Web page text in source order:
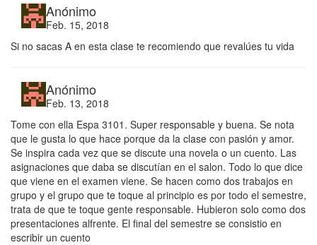
Anónimo
Feb. 15, 2018
Si no sacas A en esta clase te recomiendo que revalúes tu vida
Anónimo
Feb. 13, 2018
Tome con ella Espa 3101. Super responsable y buena. Se nota
que le gusta lo que hace porque da la clase con pasión y amor.
Se inspira cada vez que se discute una novela o un cuento. Las
asignaciones que daba se discutían en el salon. Todo lo que dice
que viene en el examen viene. Se hacen como dos trabajos en
grupo y el grupo que te toque al principio es por todo el semestre,
trata de que te toque gente responsable. Hubieron solo como dos
presentaciones alfrente. El final del semestre se consistio en
escribir un cuento